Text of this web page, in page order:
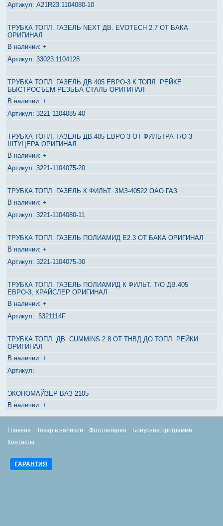
A21R23.1104080-10
ТРУБКА ТОПЛ. ГАЗЕЛЬ NEXT ДВ. EVOTECH 2.7 ОТ БАКА
ОРИГИНАЛ
+
33023.1104128
ТРУБКА ТОПЛ. ГАЗЕЛЬ ДВ.405 ЕВРО-3 К ТОПЛ. РЕЙКЕ
БЫСТРОСЪЕМ-РЕЗЬБА СТАЛЬ ОРИГИНАЛ
+
3221-1104085-40
ТРУБКА ТОПЛ. ГАЗЕЛЬ ДВ.405 ЕВРО-3 ОТ ФИЛЬТРА Т/О 3
ШТУЦЕРА ОРИГИНАЛ
+
3221-1104075-20
ТРУБКА ТОПЛ. ГАЗЕЛЬ К ФИЛЬТ. ЗМЗ-40522 ОАО ГАЗ
+
3221-1104080-11
ТРУБКА ТОПЛ. ГАЗЕЛЬ ПОЛИАМИД Е2.3 ОТ БАКА ОРИГИНАЛ
+
3221-1104075-30
ТРУБКА ТОПЛ. ГАЗЕЛЬ ПОЛИАМИД К ФИЛЬТ. Т/О ДВ.405
ЕВРО-3, КРАЙСЛЕР ОРИГИНАЛ
+
.5321114F
ТРУБКА ТОПЛ. ДВ. CUMMINS 2.8 ОТ ТНВД ДО ТОПЛ. РЕЙКИ
ОРИГИНАЛ
+
ЭКОНОМАЙЗЕР ВАЗ-2105
+
Главная Товар в наличии Фотогалерея
Бонусная программа
Контакты
ГАРАНТИЯ